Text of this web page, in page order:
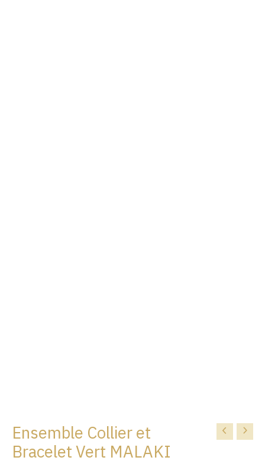
Ensemble Collier et
Bracelet Vert MALAKI
Le
prix
Le
prix
quantité
de